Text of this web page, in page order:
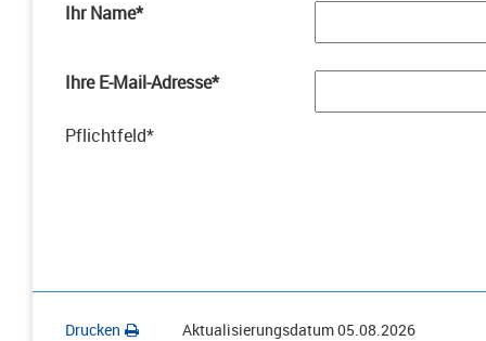
Ihr Name*
Ihre E-Mail-Adresse*
Pflichtfeld*
Drucken Aktualisierungsdatum05.08.2026